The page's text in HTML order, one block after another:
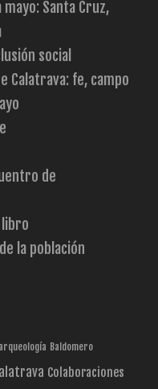
Santa Cruz,
social
Calatrava: fe, campo
de
libro
la población
arqueología Baldomero
Colaboraciones